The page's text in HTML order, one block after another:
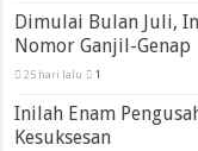
Dimulai Bulan Juli,
Nomor Ganjil-Genap
25 hari lalu 1
Inilah Enam
Kesuksesan